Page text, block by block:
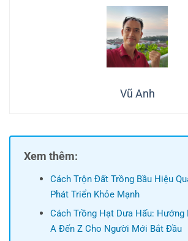
Vũ Anh
Xem thêm:
Cách Trộn Đất Trồng Bầu Hiệu
Phát Triển Khỏe Mạnh
Cách Trồng Hạt Dưa Hấu: Hướng
A Đến Z Cho Người Mới Bắt Đầu